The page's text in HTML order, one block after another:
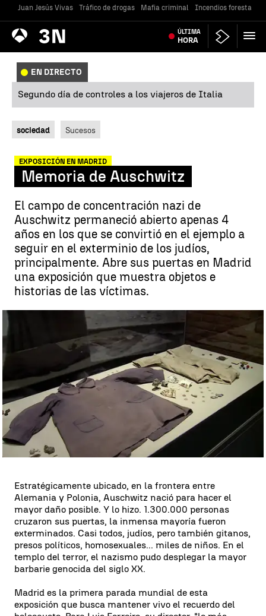
Juan Jesús Vivas Tráfico de drogas Mafia criminal Incendios forestales
Antena
3 Noticias ÚLTIMA
HORA
EN DIRECTO
Segundo día de controles a los viajeros de Italia
sociedad Sucesos
EXPOSICIÓN EN MADRID
Memoria de Auschwitz
El campo de concentración nazi de
Auschwitz permaneció abierto apenas 4
años en los que se convirtió en el ejemplo a
seguir en el exterminio de los judíos,
principalmente. Abre sus puertas en Madrid
una exposición que muestra objetos e
historias de las víctimas.
Memoria de Auschwitz | antena3.com
Antena 3 Noticias Madrid
Publicado: 30 de noviembre de 2017, 21:07
WhatsappFacebook
X Linkedin
Estratégicamente ubicado, en la frontera entre
Alemania y Polonia, Auschwitz nació para hacer el
mayor daño posible. Y lo hizo. 1.300.000 personas
cruzaron sus puertas, la inmensa mayoría fueron
exterminados. Casi todos, judíos, pero también gitanos,
presos políticos, homosexuales... miles de niños. En el
templo del terror, el nazismo pudo desplegar la mayor
barbarie genocida del siglo XX.
Madrid es la primera parada mundial de esta
exposición que busca mantener vivo el recuerdo del